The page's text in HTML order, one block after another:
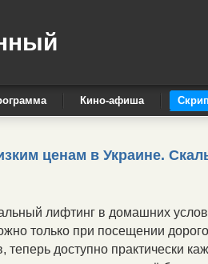
Кино-афиша
ценам в Украине.
лифтинг в домашних
только при посещении
доступно практически